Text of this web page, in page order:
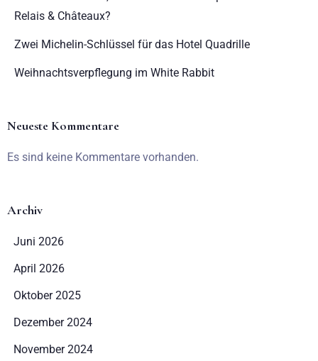
Relais & Châteaux?
Zwei Michelin-Schlüssel für das Hotel Quadrille
Weihnachtsverpflegung im White Rabbit
Neueste Kommentare
Es sind keine Kommentare vorhanden.
Archiv
Juni 2026
April 2026
Oktober 2025
Dezember 2024
November 2024
Abreise
Erwachsene
1